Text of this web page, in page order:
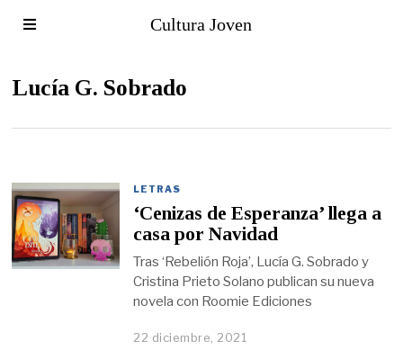
Cultura Joven
Lucía G. Sobrado
LETRAS
‘Cenizas de Esperanza’ llega a
casa por Navidad
Tras ‘Rebelión Roja’, Lucía G. Sobrado y
Cristina Prieto Solano publican su nueva
novela con Roomie Ediciones
22 diciembre, 2021